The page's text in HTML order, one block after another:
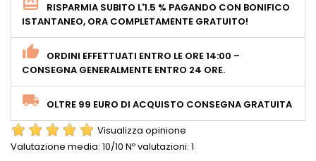
RISPARMIA SUBITO L'1.5 % PAGANDO CON BONIFICO
ISTANTANEO, ORA COMPLETAMENTE GRATUITO!
ORDINI EFFETTUATI ENTRO LE ORE 14:00 –
CONSEGNA GENERALMENTE ENTRO 24 ORE.
OLTRE 99 EURO DI ACQUISTO CONSEGNA GRATUITA
Visualizza opinione
Valutazione media: 10/10 Nº valutazioni: 1